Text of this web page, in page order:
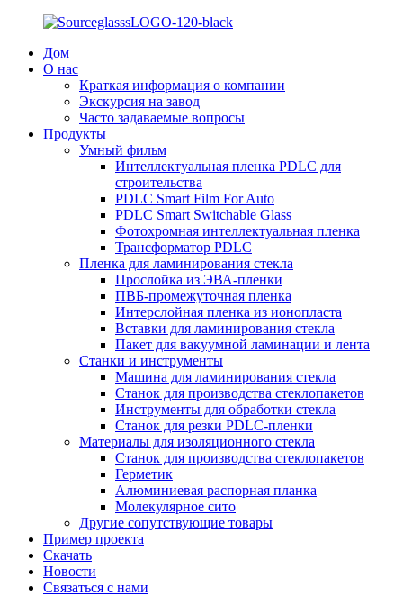
Дом
О нас
Краткая информация о компании
Экскурсия на завод
Часто задаваемые вопросы
Продукты
Умный фильм
Интеллектуальная пленка PDLC для
строительства
PDLC Smart Film For Auto
PDLC Smart Switchable Glass
Фотохромная интеллектуальная пленка
Трансформатор PDLC
Пленка для ламинирования стекла
Прослойка из ЭВА-пленки
ПВБ-промежуточная пленка
Интерслойная пленка из ионопласта
Вставки для ламинирования стекла
Пакет для вакуумной ламинации и лента
Станки и инструменты
Машина для ламинирования стекла
Станок для производства стеклопакетов
Инструменты для обработки стекла
Станок для резки PDLC-пленки
Материалы для изоляционного стекла
Станок для производства стеклопакетов
Герметик
Алюминиевая распорная планка
Молекулярное сито
Другие сопутствующие товары
Пример проекта
Скачать
Новости
Связаться с нами